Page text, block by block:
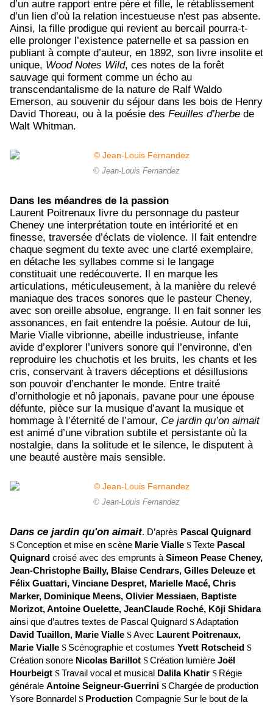
d’un autre rapport entre père et fille, le rétablissement
d’un lien d’où la relation incestueuse n'est pas absente.
Ainsi, la fille prodigue qui revient au bercail pourra-t-
elle prolonger l’existence paternelle et sa passion en
publiant à compte d’auteur, en 1892, son livre insolite et
unique, Wood Notes Wild, ces notes de la forêt
sauvage qui forment comme un écho au
transcendantalisme de la nature de Ralf Waldo
Emerson, au souvenir du séjour dans les bois de Henry
David Thoreau, ou à la poésie des Feuilles d’herbe de
Walt Whitman.
© Jean-Louis Fernandez
Dans les méandres de la passion
Laurent Poitrenaux livre du personnage du pasteur
Cheney une interprétation toute en intériorité et en
finesse, traversée d’éclats de violence. Il fait entendre
chaque segment du texte avec une clarté exemplaire,
en détache les syllabes comme si le langage
constituait une redécouverte. Il en marque les
articulations, méticuleusement, à la manière du relevé
maniaque des traces sonores que le pasteur Cheney,
avec son oreille absolue, engrange. Il en fait sonner les
assonances, en fait entendre la poésie. Autour de lui,
Marie Vialle vibrionne, abeille industrieuse, infante
avide d’explorer l’univers sonore qui l’environne, d’en
reproduire les chuchotis et les bruits, les chants et les
cris, conservant à travers déceptions et désillusions
son pouvoir d’enchanter le monde. Entre traité
d’ornithologie et nô japonais, pavane pour une épouse
défunte, pièce sur la musique d’avant la musique et
hommage à l’éternité de l’amour, Ce jardin qu’on aimait
est animé d’une vibration subtile et persistante où la
nostalgie, dans la solitude et le silence, le disputent à
une beauté austère mais sensible.
© Jean-Louis Fernandez
Dans ce jardin qu'on aimait. D’après Pascal Quignard
SConception et mise en scène Marie Vialle STexte Pascal
Quignard croisé avec des emprunts à Simeon Pease Cheney,
Jean-Christophe Bailly, Blaise Cendrars, Gilles Deleuze et
Félix Guattari, Vinciane Despret, Marielle Macé, Chris
Marker, Dominique Meens, Olivier Messiaen, Baptiste
Morizot, Antoine Ouelette, JeanClaude Roché, Kōji Shidara
ainsi que d’autres textes de Pascal Quignard SAdaptation
David Tuaillon, Marie Vialle SAvec Laurent Poitrenaux,
Marie Vialle S Scénographie et costumes Yvett Rotscheid S
Création sonore Nicolas Barillot SCréation lumière Joël
Hourbeigt STravail vocal et musical Dalila Khatir S Régie
générale Antoine Seigneur-Guerrini SChargée de production
Ysore Bonnardel S Production Compagnie Sur le bout de la